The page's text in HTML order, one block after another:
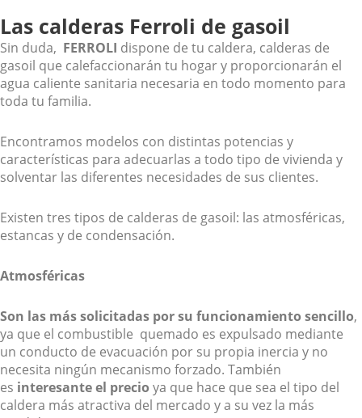
Las calderas Ferroli de gasoil
Sin duda, FERROLI dispone de tu caldera, calderas de
gasoil que calefaccionarán tu hogar y proporcionarán el
agua caliente sanitaria necesaria en todo momento para
toda tu familia.
Encontramos modelos con distintas potencias y
características para adecuarlas a todo tipo de vivienda y
solventar las diferentes necesidades de sus clientes.
Existen tres tipos de calderas de gasoil: las atmosféricas,
estancas y de condensación.
Atmosféricas
Son las más solicitadas por su funcionamiento sencillo,
ya que el combustible quemado es expulsado mediante
un conducto de evacuación por su propia inercia y no
necesita ningún mecanismo forzado. También
es interesante el precio ya que hace que sea el tipo del
caldera más atractiva del mercado y a su vez la más